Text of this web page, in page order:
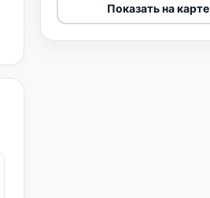
Показать на карте